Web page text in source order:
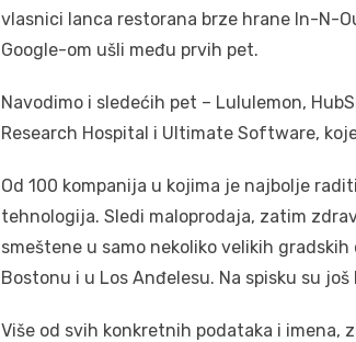
vlasnici lanca restorana brze hrane In-N-
Google-om ušli među prvih pet.
Navodimo i sledećih pet – Lululemon,
Research Hospital i Ultimate Software,
Od 100 kompanija u kojima je najbolje
tehnologija. Sledi maloprodaja, zatim
smeštene u samo nekoliko velikih
Bostonu i u Los Anđelesu. Na spisku su
Više od svih konkretnih podataka i imena,